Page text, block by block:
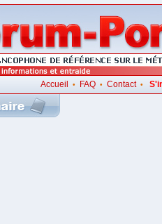
Accueil • FAQ• Contact•